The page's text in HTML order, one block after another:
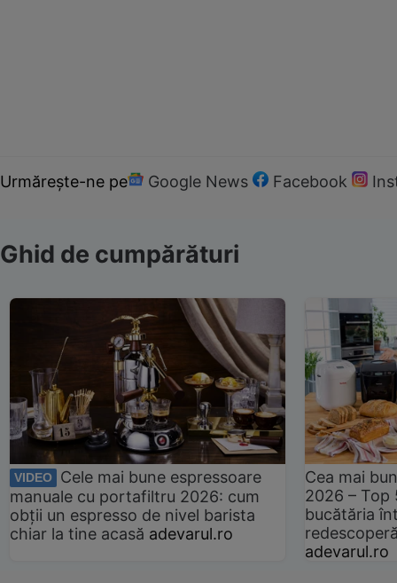
Urmărește-ne pe Google News Facebook
Ghid de cumpărături
VIDEO
Cele mai bune espressoare
manuale cu portafiltru 2026: cum
obții un espresso de nivel barista
chiar la tine acasă adevarul.ro
Cea mai
2026 –
bucătăria
adevarul.ro